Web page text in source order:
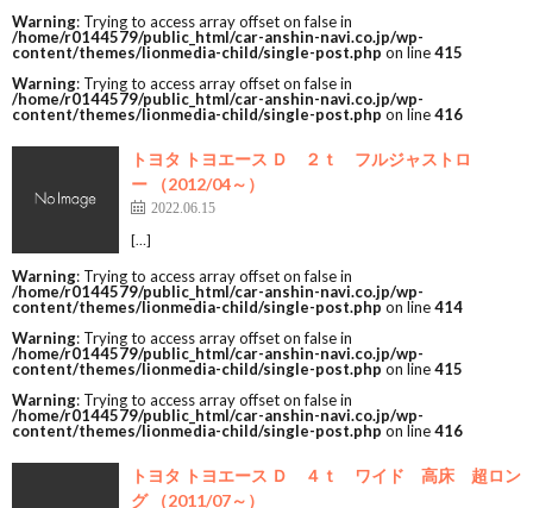
Warning: Trying to access array offset on false in
/home/r0144579/public_html/car-anshin-navi.co.jp/wp-
content/themes/lionmedia-child/single-post.php on line415
Warning: Trying to access array offset on false in
/home/r0144579/public_html/car-anshin-navi.co.jp/wp-
content/themes/lionmedia-child/single-post.php on line416
トヨタ トヨエース Ｄ ２ｔ フルジャストロ
ー （2012/04～）
2022.06.15
[…]
Warning: Trying to access array offset on false in
/home/r0144579/public_html/car-anshin-navi.co.jp/wp-
content/themes/lionmedia-child/single-post.php on line414
Warning: Trying to access array offset on false in
/home/r0144579/public_html/car-anshin-navi.co.jp/wp-
content/themes/lionmedia-child/single-post.php on line415
Warning: Trying to access array offset on false in
/home/r0144579/public_html/car-anshin-navi.co.jp/wp-
content/themes/lionmedia-child/single-post.php on line416
トヨタ トヨエース Ｄ ４ｔ ワイド 高床 超ロン
グ （2011/07～）